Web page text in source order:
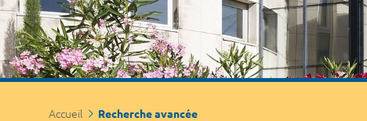
Accueil Recherche avancée